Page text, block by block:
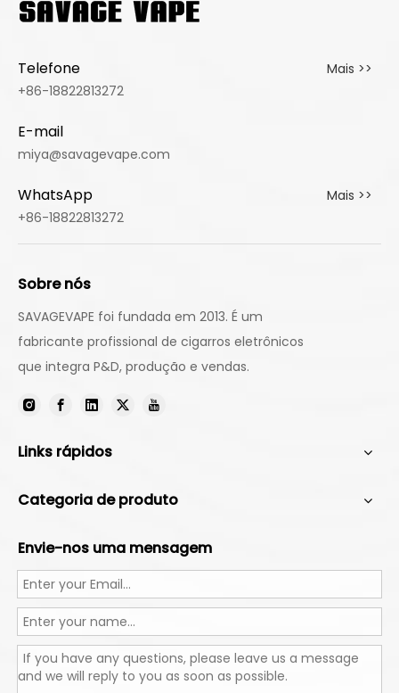
Telefone
Mais >>
+86-18822813272
E-mail
miya@savagevape.com
WhatsApp
Mais >>
+86-18822813272
Sobre nós
SAVAGEVAPE foi fundada em 2013. É um
fabricante profissional de cigarros eletrônicos
que integra P&D, produção e vendas.
Links rápidos
Categoria de produto
Envie-nos uma mensagem